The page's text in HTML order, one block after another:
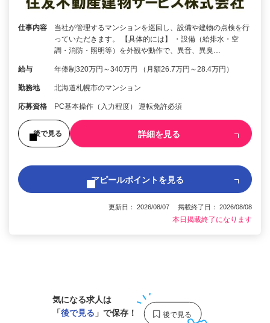
仕事内容
当社が管理するマンションを巡回し、設備や建物の点検を行
っていただきます。 【具体的には】 ・設備（給排水・空
調・消防・照明等）を外観や動作で、異音、異臭…
給与 年俸制320万円～340万円 （月額26.7万円～28.4万円）
勤務地 北海道札幌市のマンション
応募資格 PC基本操作（入力程度） 運転免許必須
後で見る 詳細を見る
アピールポイントを見る
更新日： 2026/08/07 掲載終了日： 2026/08/08
本日掲載終了になります
気になる求人は
「後で見る 」で保存！